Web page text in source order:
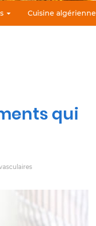
Cuisine algérienne
qui